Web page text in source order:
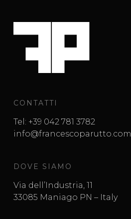
CONTATTI
Tel: +39 042 781 3782
info@francescoparutto.com
DOVE SIAMO
Via dell’Industria, 11
33085 Maniago PN – Italy